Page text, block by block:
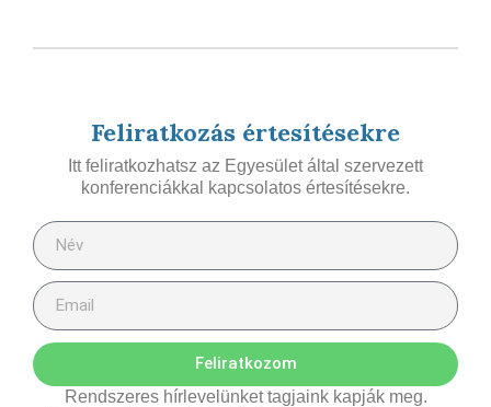
Feliratkozás értesítésekre
Itt feliratkozhatsz az Egyesület által szervezett
konferenciákkal kapcsolatos értesítésekre.
Feliratkozom
Rendszeres hírlevelünket tagjaink kapják meg.